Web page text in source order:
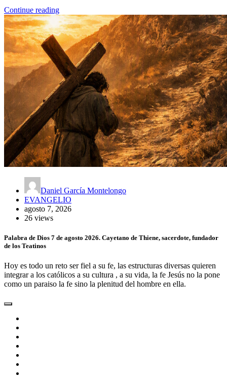
Continue reading
Daniel García Montelongo
EVANGELIO
agosto 7, 2026
26 views
Palabra de Dios 7 de agosto 2026. Cayetano de Thiene, sacerdote, fundador
de los Teatinos
Hoy es todo un reto ser fiel a su fe, las estructuras diversas quieren
integrar a los católicos a su cultura , a su vida, la fe Jesús no la pone
como un paraiso la fe sino la plenitud del hombre en ella.